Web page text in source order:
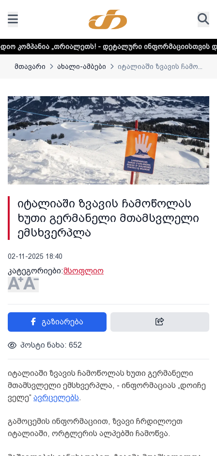
- დეტალური ინფორმაციისთვის დააკლიკეთ ლინკს
მთავარი ახალი-ამბები იტალიაში ზვავის ჩამო...
იტალიაში ზვავის ჩამოწოლას
ხუთი გერმანელი მთამსვლელი
ემსხვერპლა
02-11-2025 18:40
კატეგორიები:მსოფლიო
გაზიარება
პოსტი ნახა: 652
იტალიაში ზვავის ჩამოწოლას ხუთი გერმანელი
მთამსვლელი ემსხვერპლა, - ინფორმაციას „დოიჩე
ველე“ ავრცელებს.
გამოცემის ინფორმაციით, ზვავი ჩრდილოეთ
იტალიაში, ორტლერის ალპებში ჩამოწვა.